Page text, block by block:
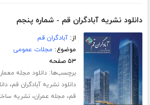
دانلود نشریه آبادگران قم - شماره پنجم
از:آبادگران قم
موضوع: مجلات عمومی
۵۳ صفحه
برچسب‌ها:دانلود مجله
دانلود نشریه آبادگران قم،
قم، مجله عمران،نشریه